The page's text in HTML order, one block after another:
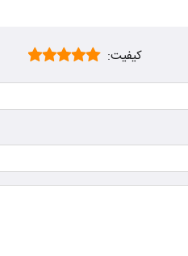
کیفیت: